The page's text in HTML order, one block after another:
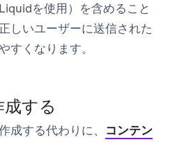
を使用）を含めること
しいユーザーに送信された
すくなります。
する
成する代わりに、 コンテン